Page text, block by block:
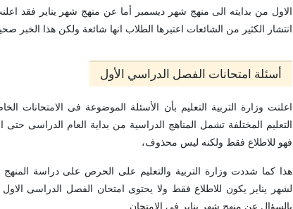
الاول من بدايته الى منهج شهر ديسمبر أما عن منهج شهر يناير فقد
انتشار الكثير من الشائعات اعتبرها الطلاب انها شائعة ولكن هذا الخبر
أسئلة امتحانات الفصل الدراسي الأول
اعلنت وزارة التربية التعليم بأن الأسئلة الموضوعة فى
التعليم المختلفة تشمل المناهج الدراسية من بداية العام الدراسى حتى
فهو للاطلاع فقط ولكنه ليس محذوف،
هذا كما شددت وزارة التربية والتعليم على الحرص على دراسة
لشهر يناير يكون للاطلاع فقط ولا يحتوى امتحان الفصل الدراسى
بالسؤال عن منهج شهر يناير فى الامتحان.